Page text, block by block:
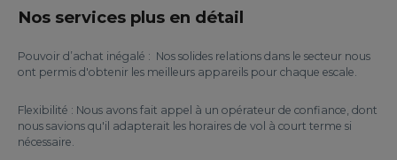
Nos services plus en détail
Pouvoir d’achat inégalé : Nos solides relations dans le secteur nous
ont permis d'obtenir les meilleurs appareils pour chaque escale.
Flexibilité : Nous avons fait appel à un opérateur de confiance, dont
nous savions qu'il adapterait les horaires de vol à court terme si
nécessaire.